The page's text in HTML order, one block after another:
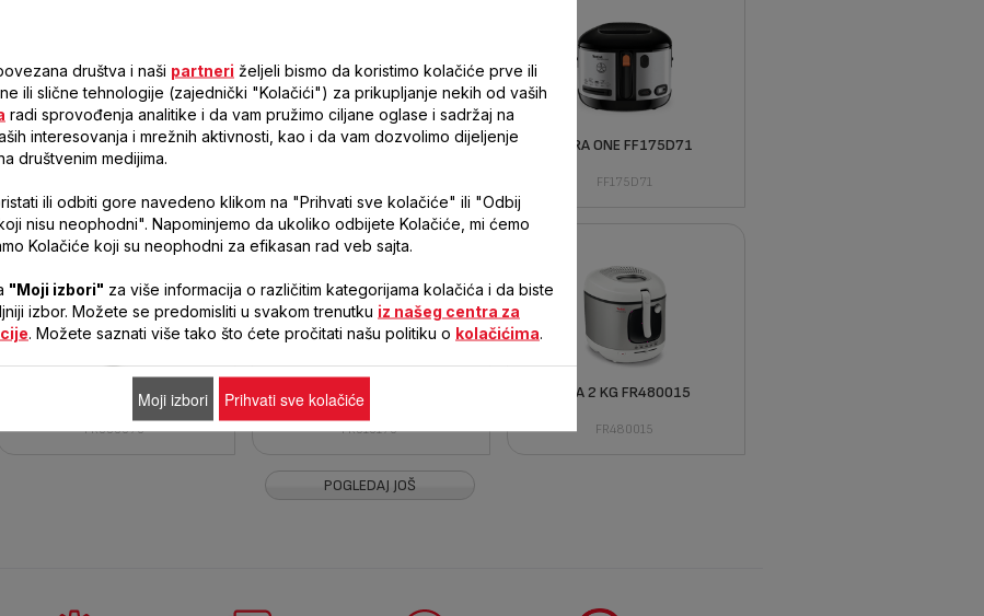
VERSALIO DELUXE 7 U 1
FR490070
UNO M INOX FF133D10 FILTRA ONE FF175D71
FF175D71
EASY PRO FR333070
FR333070
FILTRA PRO FR510170
FR510170
MEGA 2 KG FR480015
FR480015
POGLEDAJ JOŠ
društva i naši partneri željeli bismo da koristimo kolačiće prve ili
ili slične tehnologije (zajednički "Kolačići") za prikupljanje nekih od vaših
radi sprovođenja analitike i da vam pružimo ciljane oglase i sadržaj na
interesovanja i mrežnih aktivnosti, kao i da vam dozvolimo dijeljenje
društvenim medijima.
ili odbiti gore navedeno klikom na "Prihvati sve kolačiće" ili "Odbij
nisu neophodni". Napominjemo da ukoliko odbijete Kolačiće, mi ćemo
Kolačiće koji su neophodni za efikasan rad veb sajta.
"Moji izbori" za više informacija o različitim kategorijama kolačića i da biste
izbor. Možete se predomisliti u svakom trenutku iz našeg centra za
. Možete saznati više tako što ćete pročitati našu politiku o kolačićima
Moji izbori Prihvati sve kolačiće